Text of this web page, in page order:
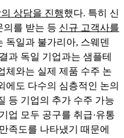
상담을 진행했다. 특히 신
의를 받는 등 신규 고객사를
독일과 불가리아, 스웨덴
과 독일 기업과는 샘플테
체와는 실제 제품 수주 논
에도 다수의 심층적인 논의
등 기업의 추가 수주 가능
업 모두 공구를 취급·유통
족도를 나타냈기 때문에